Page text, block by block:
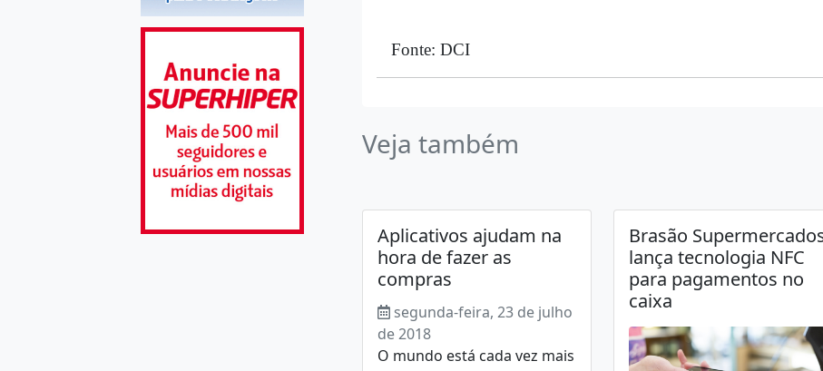
Fonte: DCI
Veja também
Aplicativos ajudam na
hora de fazer as
compras
segunda-feira, 23 de julho
de 2018
O mundo está cada vez mais
Brasão
lança tecnologia NFC
para pagamentos no
caixa